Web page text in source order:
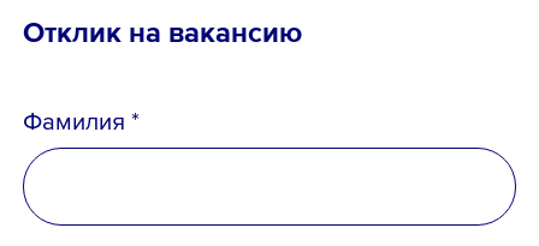
Отклик на вакансию
Фамилия *